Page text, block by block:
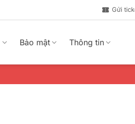
Gửi
Bảo mật Thông tin